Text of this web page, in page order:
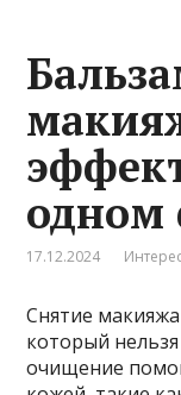
одном
17.12.2024
Снятие
который
очищение